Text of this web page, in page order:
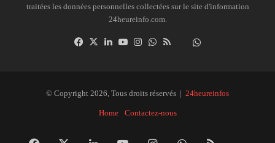
traitées les données personnelles collectées sur le site d'information
24heureinfo.com.
Facebook
X LinkedinYouTubeInstagramWhatsAppDailymotion
© Copyright 2026, Tous droits réservés | 24heureinfos
Home Contactez-nous